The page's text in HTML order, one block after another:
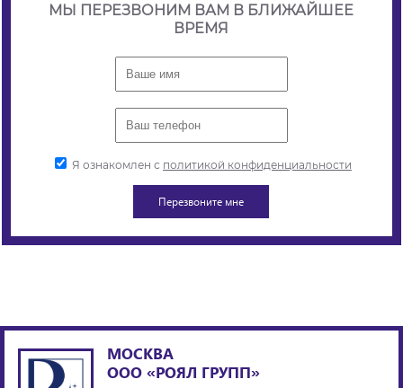
МЫ ПЕРЕЗВОНИМ ВАМ В БЛИЖАЙШЕЕ
ВРЕМЯ
Я ознакомлен с политикой конфиденциальности
МОСКВА
ООО «РОЯЛ ГРУПП»